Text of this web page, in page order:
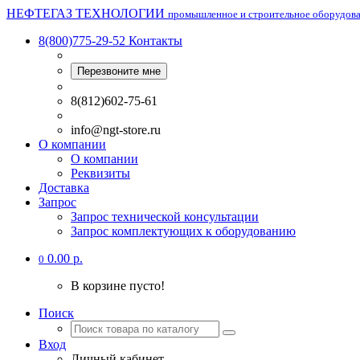
НЕФТЕГАЗ ТЕХНОЛОГИИ промышленное и строительное
8(800)775-29-52 Контакты
Перезвоните мне
8(812)602-75-61
info@ngt-store.ru
О компании
О компании
Реквизиты
Доставка
Запрос
Запрос технической консультации
Запрос комплектующих к оборудованию
0 0.00 р.
В корзине пусто!
Поиск
Вход